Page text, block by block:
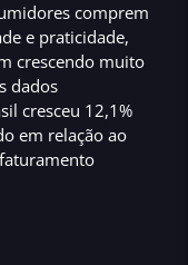
comprem
e praticidade,
crescendo muito
dados
cresceu 12,1%
em relação ao
faturamento